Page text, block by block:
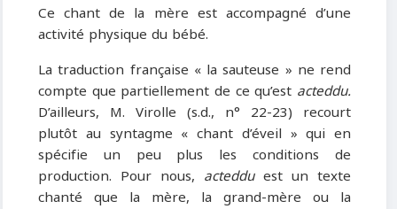
Ce chant de la mère est accompagné d’une
activité physique du bébé.
La traduction française « la sauteuse » ne rend
compte que partiellement de ce qu’est acteddu.
D’ailleurs, M. Virolle (s.d., n° 22-23) recourt
plutôt au syntagme « chant d’éveil » qui en
spécifie un peu plus les conditions de
production. Pour nous, acteddu est un texte
chanté que la mère, la grand-mère ou la